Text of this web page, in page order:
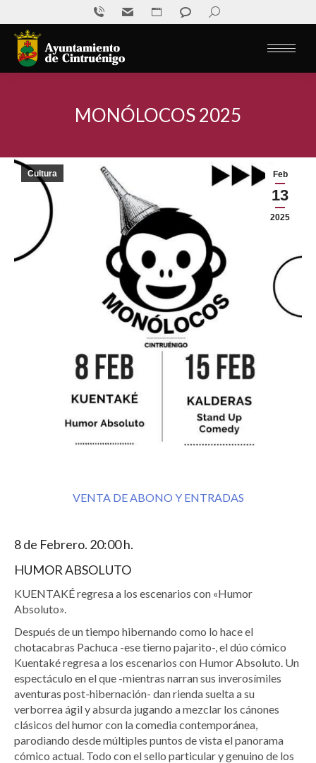
811
016
Mail
Sede
electrónica
Escríbenos
Buscar:
MONÓLOCOS 2025
Feb
13
2025
Cultura
VENTA DE ABONO Y ENTRADAS
8 de Febrero. 20:00 h.
HUMOR ABSOLUTO
KUENTAKÉ regresa a los escenarios con «Humor
Absoluto».
Después de un tiempo hibernando como lo hace el
chotacabras Pachuca -ese tierno pajarito-, el dúo cómico
Kuentaké regresa a los escenarios con Humor Absoluto. Un
espectáculo en el que -mientras narran sus inverosímiles
aventuras post-hibernación- dan rienda suelta a su
verborrea ágil y absurda jugando a mezclar los cánones
clásicos del humor con la comedia contemporánea,
parodiando desde múltiples puntos de vista el panorama
cómico actual. Todo con el sello particular y genuino de los